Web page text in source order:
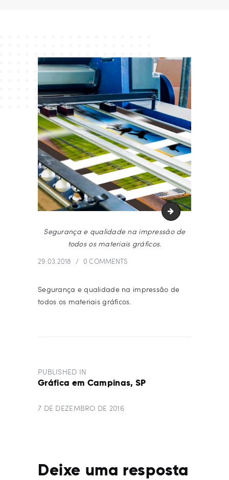
Experiência |
Segurança e qualidade na impressão de
todos os materiais gráficos.
29.03.2018 0 COMMENTS
Segurança e qualidade na impressão de
todos os materiais gráficos.
DE
POST
PUBLISHED IN
POST:
Gráfica em Campinas, SP
7 DE DEZEMBRO DE 2016
Deixe uma resposta